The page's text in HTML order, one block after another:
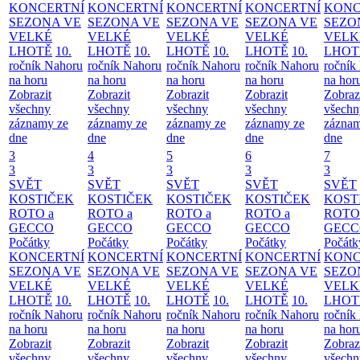
KONCERTNÍ
SEZONA VE
VELKÉ
LHOTĚ 10.
ročník Nahoru
na horu
Zobrazit
všechny
záznamy ze
dne
KONCERTNÍ
SEZONA VE
VELKÉ
LHOTĚ 10.
ročník Nahoru
na horu
Zobrazit
všechny
záznamy ze
dne
KONCERTNÍ
SEZONA VE
VELKÉ
LHOTĚ 10.
ročník Nahoru
na horu
Zobrazit
všechny
záznamy ze
dne
KONCERTNÍ
SEZONA VE
VELKÉ
LHOTĚ 10.
ročník Nahoru
na horu
Zobrazit
všechny
záznamy ze
dne
ročník
na
dne
3
3
SVĚT
KOSTIČEK
ROTO a
GECCO
Počátky
KONCERTNÍ
SEZONA VE
VELKÉ
LHOTĚ 10.
ročník Nahoru
na horu
Zobrazit
4
3
SVĚT
KOSTIČEK
ROTO a
GECCO
Počátky
KONCERTNÍ
SEZONA VE
VELKÉ
LHOTĚ 10.
ročník Nahoru
na horu
Zobrazit
5
3
SVĚT
KOSTIČEK
ROTO a
GECCO
Počátky
KONCERTNÍ
SEZONA VE
VELKÉ
LHOTĚ 10.
ročník Nahoru
na horu
Zobrazit
6
3
SVĚT
KOSTIČEK
ROTO a
GECCO
Počátky
KONCERTNÍ
SEZONA VE
VELKÉ
LHOTĚ 10.
ročník Nahoru
na horu
Zobrazit
7
3
SVĚT
ročník
na